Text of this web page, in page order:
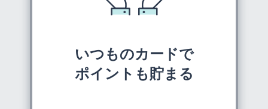
いつものカードで
ポイントも貯まる